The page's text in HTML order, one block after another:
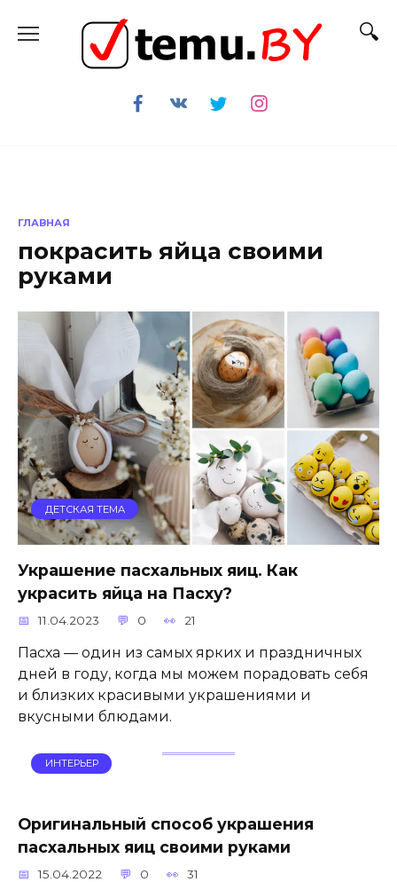
содержанию
ГЛАВНАЯ
покрасить яйца своими
руками
ДЕТСКАЯ ТЕМА
Украшение пасхальных яиц. Как
украсить яйца на Пасху?
11.04.2023 0 21
Пасха — один из самых ярких и праздничных
дней в году, когда мы можем порадовать себя
и близких красивыми украшениями и
вкусными блюдами.
ИНТЕРЬЕР
Оригинальный способ украшения
пасхальных яиц своими руками
15.04.2022 0 31